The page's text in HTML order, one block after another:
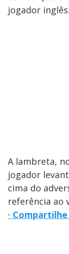
jogador inglês.
A lambreta,
jogador
cima do
referência ao
·